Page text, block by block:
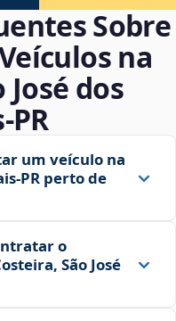
Sobre
na
José dos
um veículo na
perto de
o
São José